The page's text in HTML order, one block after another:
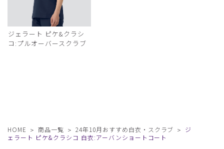
ジェラート ピケ&クラシ
コ:プルオーバースクラブ
HOME 商品一覧 24年10月おすすめ白衣・スクラブ
ジ
ェラート ピケ&クラシコ 白衣:アーバンショートコート